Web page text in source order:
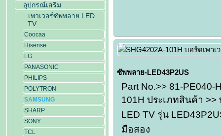
อุปกรณ์เสริม
เพาเวอร์ซัพพลาย LED
TV
Coocaa
Hisense
LG
PANASONIC
PHILIPS
POLYTRON
SAMSUNG
SHARP
SONY
TCL
ซัพพลาย-LED43P2US
Part No.>> 81-PE040-
101H ประเภทสินค้า
LED TV รุ่น
มือสอง